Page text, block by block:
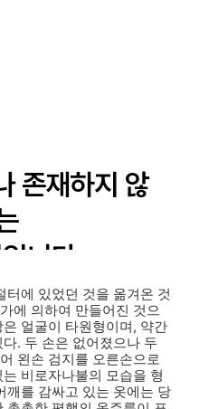
터에 있었던 것을 옮겨온 것
에 의하여 만들어진 것으
얼굴이 타원형이며, 약간
. 두 손은 없어졌으나 두
왼손 검지를 오른손으로
비로자나불의 모습을 형
깨를 감싸고 있는 옷에는 당